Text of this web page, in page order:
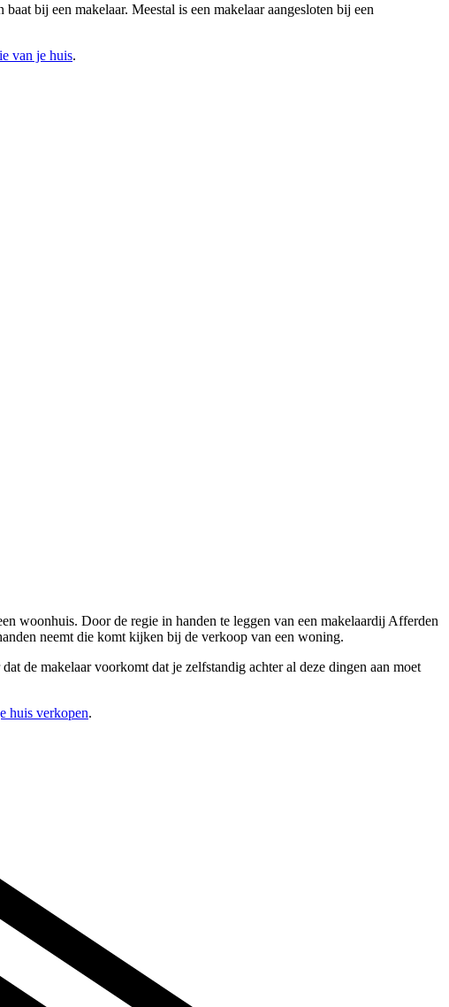
bij een makelaar. Meestal is een makelaar aangesloten bij een
van je huis.
woonhuis. Door de regie in handen te leggen van een makelaardij Afferden
neemt die komt kijken bij de verkoop van een woning.
de makelaar voorkomt dat je zelfstandig achter al deze dingen aan moet
huis verkopen.